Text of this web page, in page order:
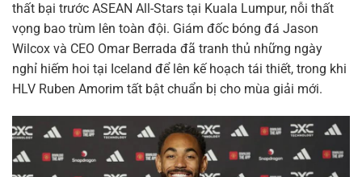
thất bại trước ASEAN All-Stars tại Kuala Lumpur, nỗi thất
vọng bao trùm lên toàn đội. Giám đốc bóng đá Jason
Wilcox và CEO Omar Berrada đã tranh thủ những ngày
nghỉ hiếm hoi tại Iceland để lên kế hoạch tái thiết, trong khi
HLV Ruben Amorim tất bật chuẩn bị cho mùa giải mới.